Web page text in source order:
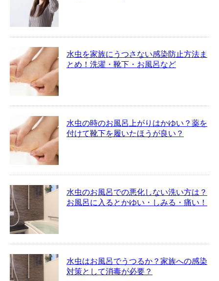
水虫を家族にうつさない感染防止方法ま
とめ！洗濯・靴下・お風呂など
水虫の時のお風呂上がりはかゆい？薬を
付けて靴下を履いたほうが良い？
水虫のお風呂での悪化しない洗い方は？
お風呂に入るとかゆい・しみる・痛い！
水虫はお風呂でうつるか？家族への感染
対策として消毒が必要？